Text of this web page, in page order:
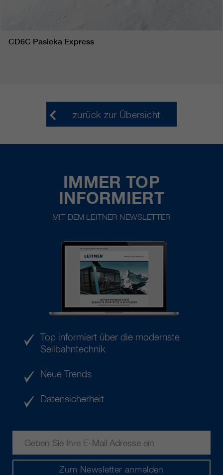
CD6C Pasieka Express
zurück zur Übersicht
IMMER TOP
INFORMIERT
MIT DEM LEITNER NEWSLETTER
Zum Newsletter anmelden
Top informiert über die modernste
Seilbahntechnik
Neue Trends
Datensicherheit